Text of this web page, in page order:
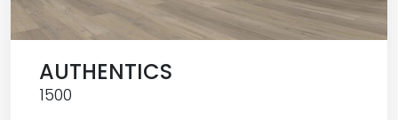
AUTHENTICS
1500